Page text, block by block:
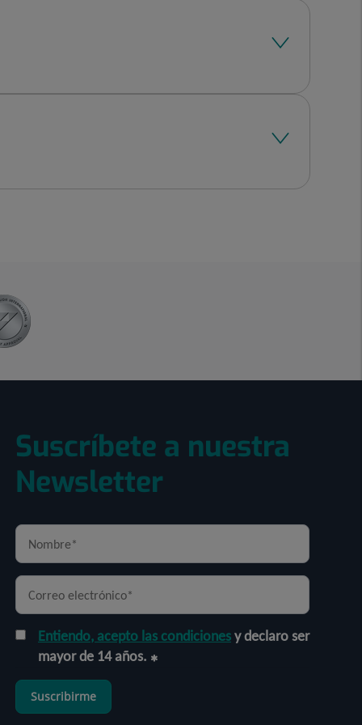
Suscríbete a nuestra
Newsletter
Entiendo, acepto las condicionesy declaro ser
mayor de 14 años.
Suscribirme